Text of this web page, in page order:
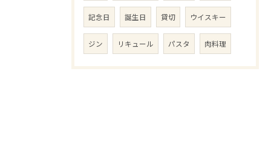
記念日 誕生日 貸切 ウイスキー
ジン リキュール パスタ 肉料理